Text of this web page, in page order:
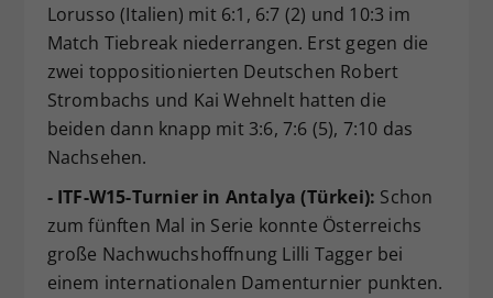
Lorusso (Italien) mit 6:1, 6:7 (2) und 10:3 im
Match Tiebreak niederrangen. Erst gegen die
zwei toppositionierten Deutschen Robert
Strombachs und Kai Wehnelt hatten die
beiden dann knapp mit 3:6, 7:6 (5), 7:10 das
Nachsehen.
- ITF-W15-Turnier in Antalya (Türkei): Schon
zum fünften Mal in Serie konnte Österreichs
große Nachwuchshoffnung Lilli Tagger bei
einem internationalen Damenturnier punkten.